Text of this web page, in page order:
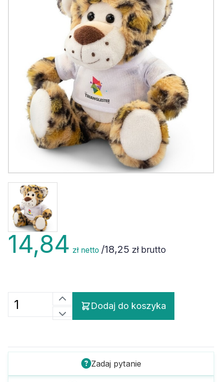
14,84 zł netto /18,25 zł brutto
Dodaj do koszyka
Zadaj pytanie